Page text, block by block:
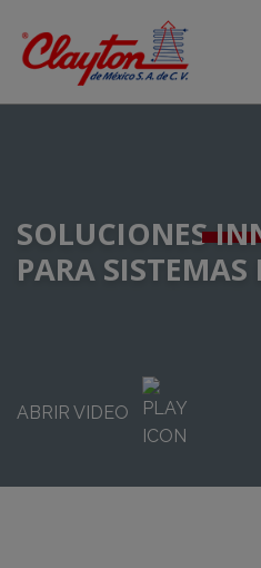
SOLUCIONES
PARA SISTEMAS
ABRIR VIDEO